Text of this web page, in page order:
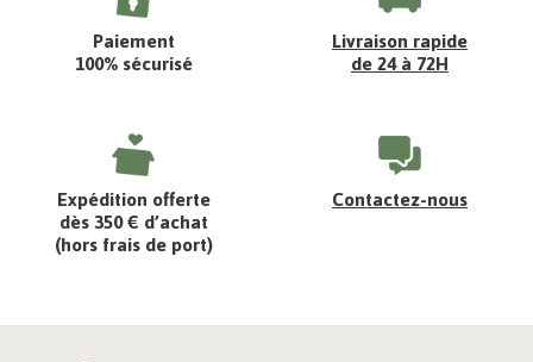
Paiement
100% sécurisé
Livraison rapide
de 24 à 72H
Expédition offerte
dès 350 € d’achat
(hors frais de port)
Contactez-nous